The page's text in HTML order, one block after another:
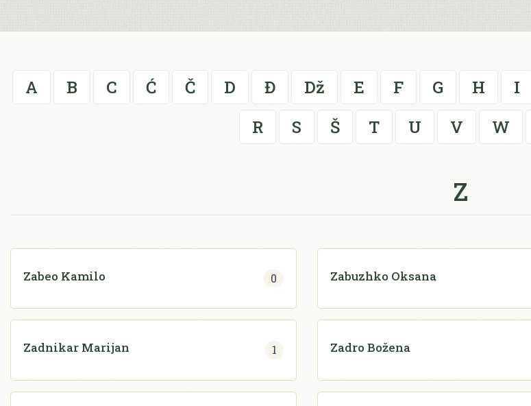
A B C Ć Č D Đ Dž E F G H I
R
S Š T U V W
Z
Zabeo Kamilo 0 Zabuzhko Oksana
Zadnikar Marijan 1 Zadro Božena